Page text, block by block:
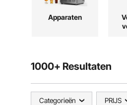
Apparaten
1000+ Resultaten
Categorieën PRIJS